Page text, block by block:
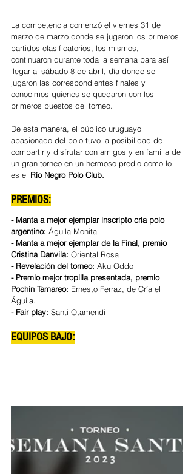
La competencia comenzó el viernes 31 de
marzo de marzo donde se jugaron los primeros
partidos clasificatorios, los mismos,
continuaron durante toda la semana para así
llegar al sábado 8 de abril, día donde se
jugaron las correspondientes finales y
conocimos quienes se quedaron con los
primeros puestos del torneo.
De esta manera, el público uruguayo
apasionado del polo tuvo la posibilidad de
compartir y disfrutar con amigos y en familia de
un gran torneo en un hermoso predio como lo
es el Río Negro Polo Club.
PREMIOS:
- Manta a mejor ejemplar inscripto cría polo
argentino: Águila Monita
- Manta a mejor ejemplar de la Final, premio
Cristina Danvila: Oriental Rosa
- Revelación del torneo: Aku Oddo
- Premio mejor tropilla presentada, premio
Pochin Tamareo: Ernesto Ferraz, de Cría el
Águila.
- Fair play: Santi Otamendi
EQUIPOS BAJO: